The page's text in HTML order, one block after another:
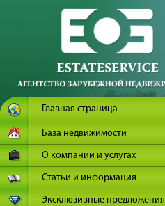
Главная страница
База недвижимости
О компании и услугах
Статьи и информация
Эксклюзивные предложения